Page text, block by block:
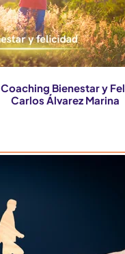
Bienestar y
Carlos Álvarez Marina